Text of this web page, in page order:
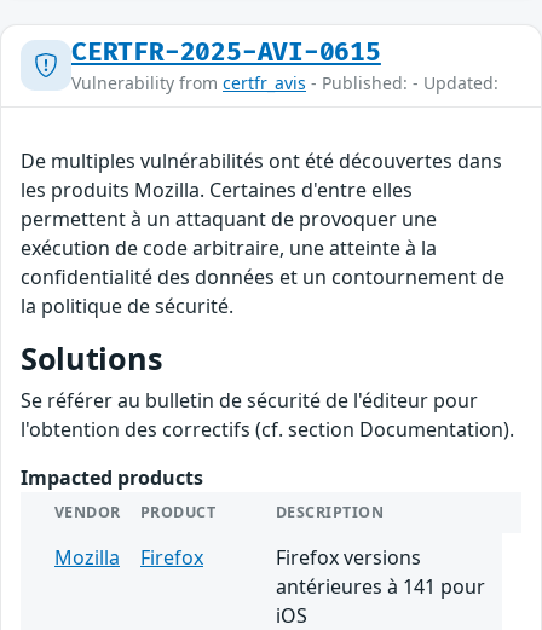
CERTFR-2025-AVI-0615
Vulnerability from certfr_avis - Published: - Updated:
De multiples vulnérabilités ont été découvertes dans
les produits Mozilla. Certaines d'entre elles
permettent à un attaquant de provoquer une
exécution de code arbitraire, une atteinte à la
confidentialité des données et un contournement de
la politique de sécurité.
Solutions
Se référer au bulletin de sécurité de l'éditeur pour
l'obtention des correctifs (cf. section Documentation).
Impacted products
VENDOR PRODUCT DESCRIPTION
Mozilla Firefox
Firefox versions
antérieures à 141 pour
iOS